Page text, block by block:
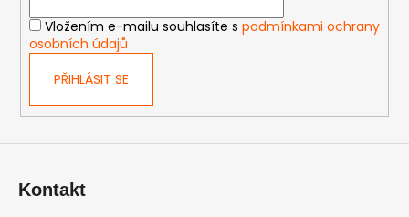
Vložením e-mailu souhlasíte s podmínkami ochrany
osobních údajů
PŘIHLÁSIT SE
Kontakt